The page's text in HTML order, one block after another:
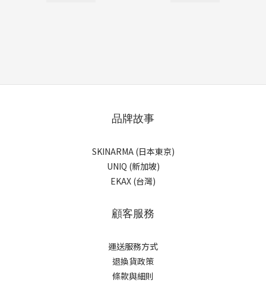
品牌故事
SKINARMA (日本東京)
UNIQ (新加坡)
EKAX (台灣)
顧客服務
運送服務方式
退換貨政策
條款與細則